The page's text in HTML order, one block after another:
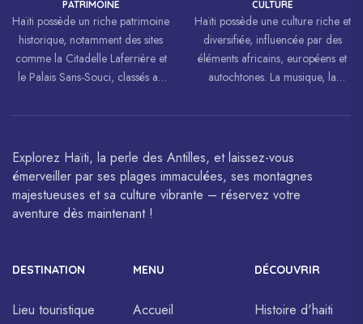
PATRIMOINE
Haïti possède un riche patrimoine
historique, notamment des sites
comme la Citadelle Laferrière et
le Palais Sans-Souci, classés au
l’UNESCO.
CULTURE
Haïti possède une culture riche et
diversifiée, influencée par des
éléments africains, européens et
autochtones. La musique, la
sont célébrés à travers le monde.
Explorez Haïti, la perle des Antilles, et laissez-vous
émerveiller par ses plages immaculées, ses montagnes
majestueuses et sa culture vibrante – réservez votre
aventure dès maintenant !
DESTINATION
Lieu touristique
MENU
Accueil
DÉCOUVRIR
Histoire d'haiti